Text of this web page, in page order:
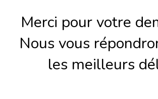
Merci pour votre
Nous vous
les meilleurs